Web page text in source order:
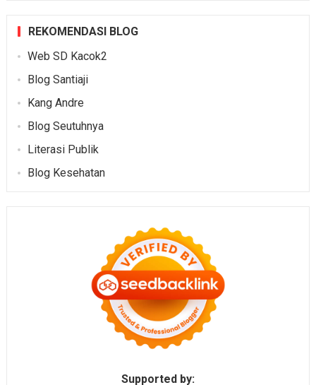
REKOMENDASI BLOG
Web SD Kacok2
Blog Santiaji
Kang Andre
Blog Seutuhnya
Literasi Publik
Blog Kesehatan
Supported by: